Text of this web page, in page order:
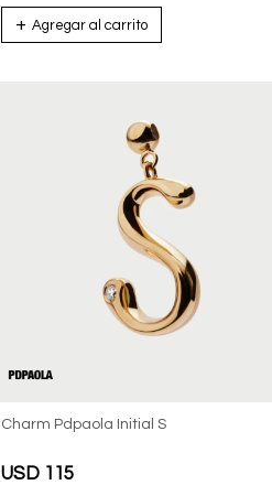
Charm Pdpaola Initial S
USD 115